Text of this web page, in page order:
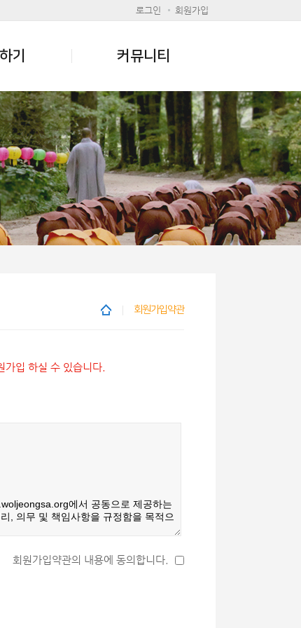
로그인 회원가입
기 커뮤니티
회원가입약관
입 하실 수 있습니다.
회원가입약관의 내용에 동의합니다.